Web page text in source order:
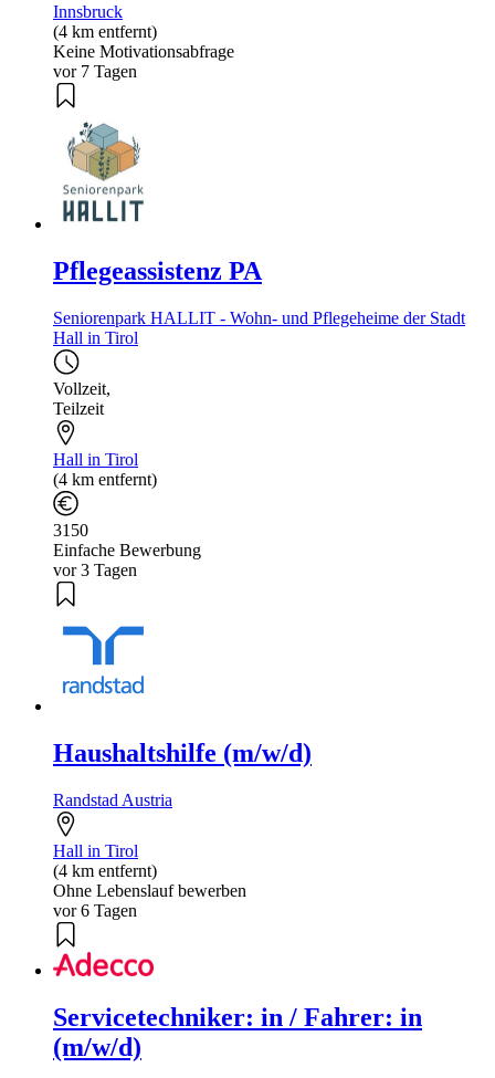
Innsbruck
(4 km entfernt)
Keine Motivationsabfrage
vor 7 Tagen
Pflegeassistenz PA
Seniorenpark HALLIT - Wohn- und Pflegeheime der Stadt
Hall in Tirol
Vollzeit,
Teilzeit
Hall in Tirol
(4 km entfernt)
3150
Einfache Bewerbung
vor 3 Tagen
Haushaltshilfe (m/w/d)
Randstad Austria
Hall in Tirol
(4 km entfernt)
Ohne Lebenslauf bewerben
vor 6 Tagen
Servicetechniker: in / Fahrer: in
(m/w/d)